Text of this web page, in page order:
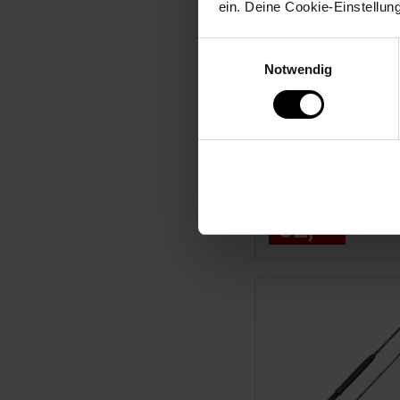
ein. Deine Cookie-
Notwendig
Abu Garcia
52, nur